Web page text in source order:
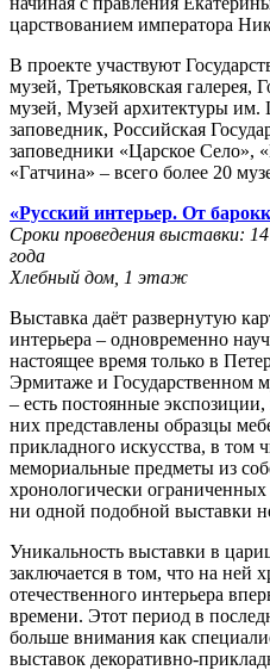
царствованием императора
В проекте участвуют
музей, Третьяковская галерея,
музей, Музей архитектуры
заповедник, Российская
заповедники «Царское Село»,
«Гатчина» – всего более 20
«Русский интерьер. От
Сроки проведения выставки:
года
Хлебный дом, 1 этаж
Выставка даёт развернутую
интерьера – одновременно
настоящее время только в
Эрмитаже и Государственном
– есть постоянные
них представлены образцы
прикладного искусства, в том
мемориальные предметы из
хронологически
ни одной подобной выставки
Уникальность выставки в
заключается в том, что на ней
отечественного интерьера
времени. Этот период в
больше внимания как
выставок декоративно-